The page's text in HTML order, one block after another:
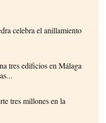
celebra el anillamiento
tres edificios en Málaga
tres millones en la